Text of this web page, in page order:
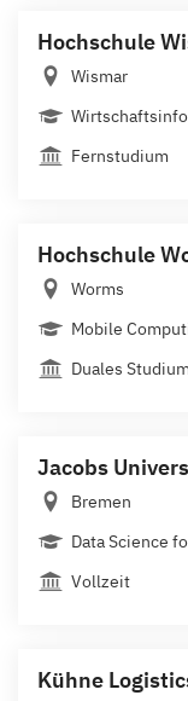
Hochschule
Wismar
Fernstudium
Hochschule
Worms
Mobile
Duales
Jacobs
Bremen
Data Science
Vollzeit
Kühne